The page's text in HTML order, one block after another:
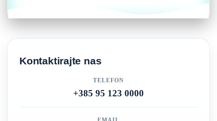
Kontaktirajte nas
TELEFON
+385 95 123 0000